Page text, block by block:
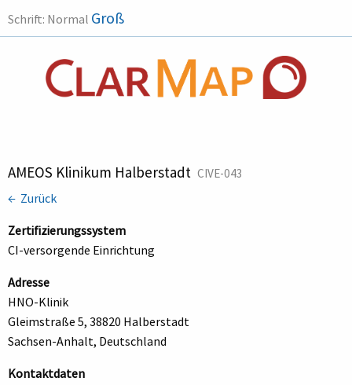
Schrift: Normal Groß
AMEOS Klinikum Halberstadt CIVE-043
← Zurück
Zertifizierungssystem
CI-versorgende Einrichtung
Adresse
HNO-Klinik
Gleimstraße 5, 38820 Halberstadt
Sachsen-Anhalt, Deutschland
Kontaktdaten